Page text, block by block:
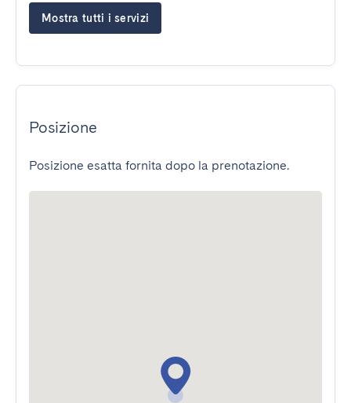
Mostra tutti i servizi
Posizione
Posizione esatta fornita dopo la prenotazione.